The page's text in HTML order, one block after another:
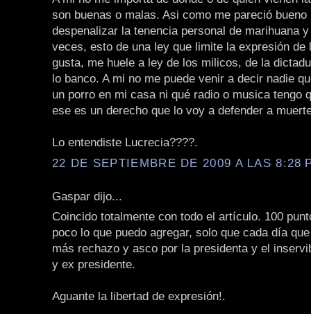
son buenas o malas. Asi como me pareció bueno
despenalizar la tenencia personal de marihuana
veces, esto de una ley que limite la expresión de
gusta, me huele a ley de los milicos, de la
lo banco. A mi no me puede venir a decir nadie
un porro en mi casa ni qué radio o musica tengo
ese es un derecho que lo voy a defender a
Lo entendiste Lucrecia????.
22 DE SEPTIEMBRE DE 2009 A LAS 8:28
Gaspar dijo...
Coincido totalmente con todo el artículo. 100
poco lo que puedo agregar, solo que cada día
más rechazo y asco por la presidenta y el
y ex presidente.
Aguante la libertad de expresión!.